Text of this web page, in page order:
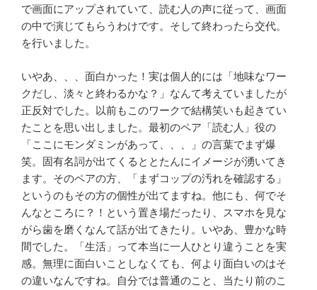
で画面にアップされていて、読む人の声に従って、画面
の中で演じてもらうわけです。そして終わったら交代。
を行いました。
いやあ、、、面白かった！実は個人的には「地味なワー
クだし、淡々と終わるかな？」なんて考えていましたが
正反対でした。以前もこのワークで結構笑いも起きてい
たことを思い出しました。最初のペア「読む人」役の
「ここにモンダミンがあって、、、」の言葉でまず爆
笑。固有名詞が出てくるととたんにイメージが湧いてき
ます。そのペアの方、「まずコップの汚れを確認する」
というのもその方の個性が出てますね。他にも、何でそ
んなところに？！という置き場だったり、スマホを見な
がら歯を磨くなんて話が出てきたり。いやあ、豊かな時
間でした。「生活」って本当に一人ひとり違うことを実
感。無理に面白いことしなくても、何より面白いのはそ
の違いなんですね。自分では普通のこと、当たり前のこ